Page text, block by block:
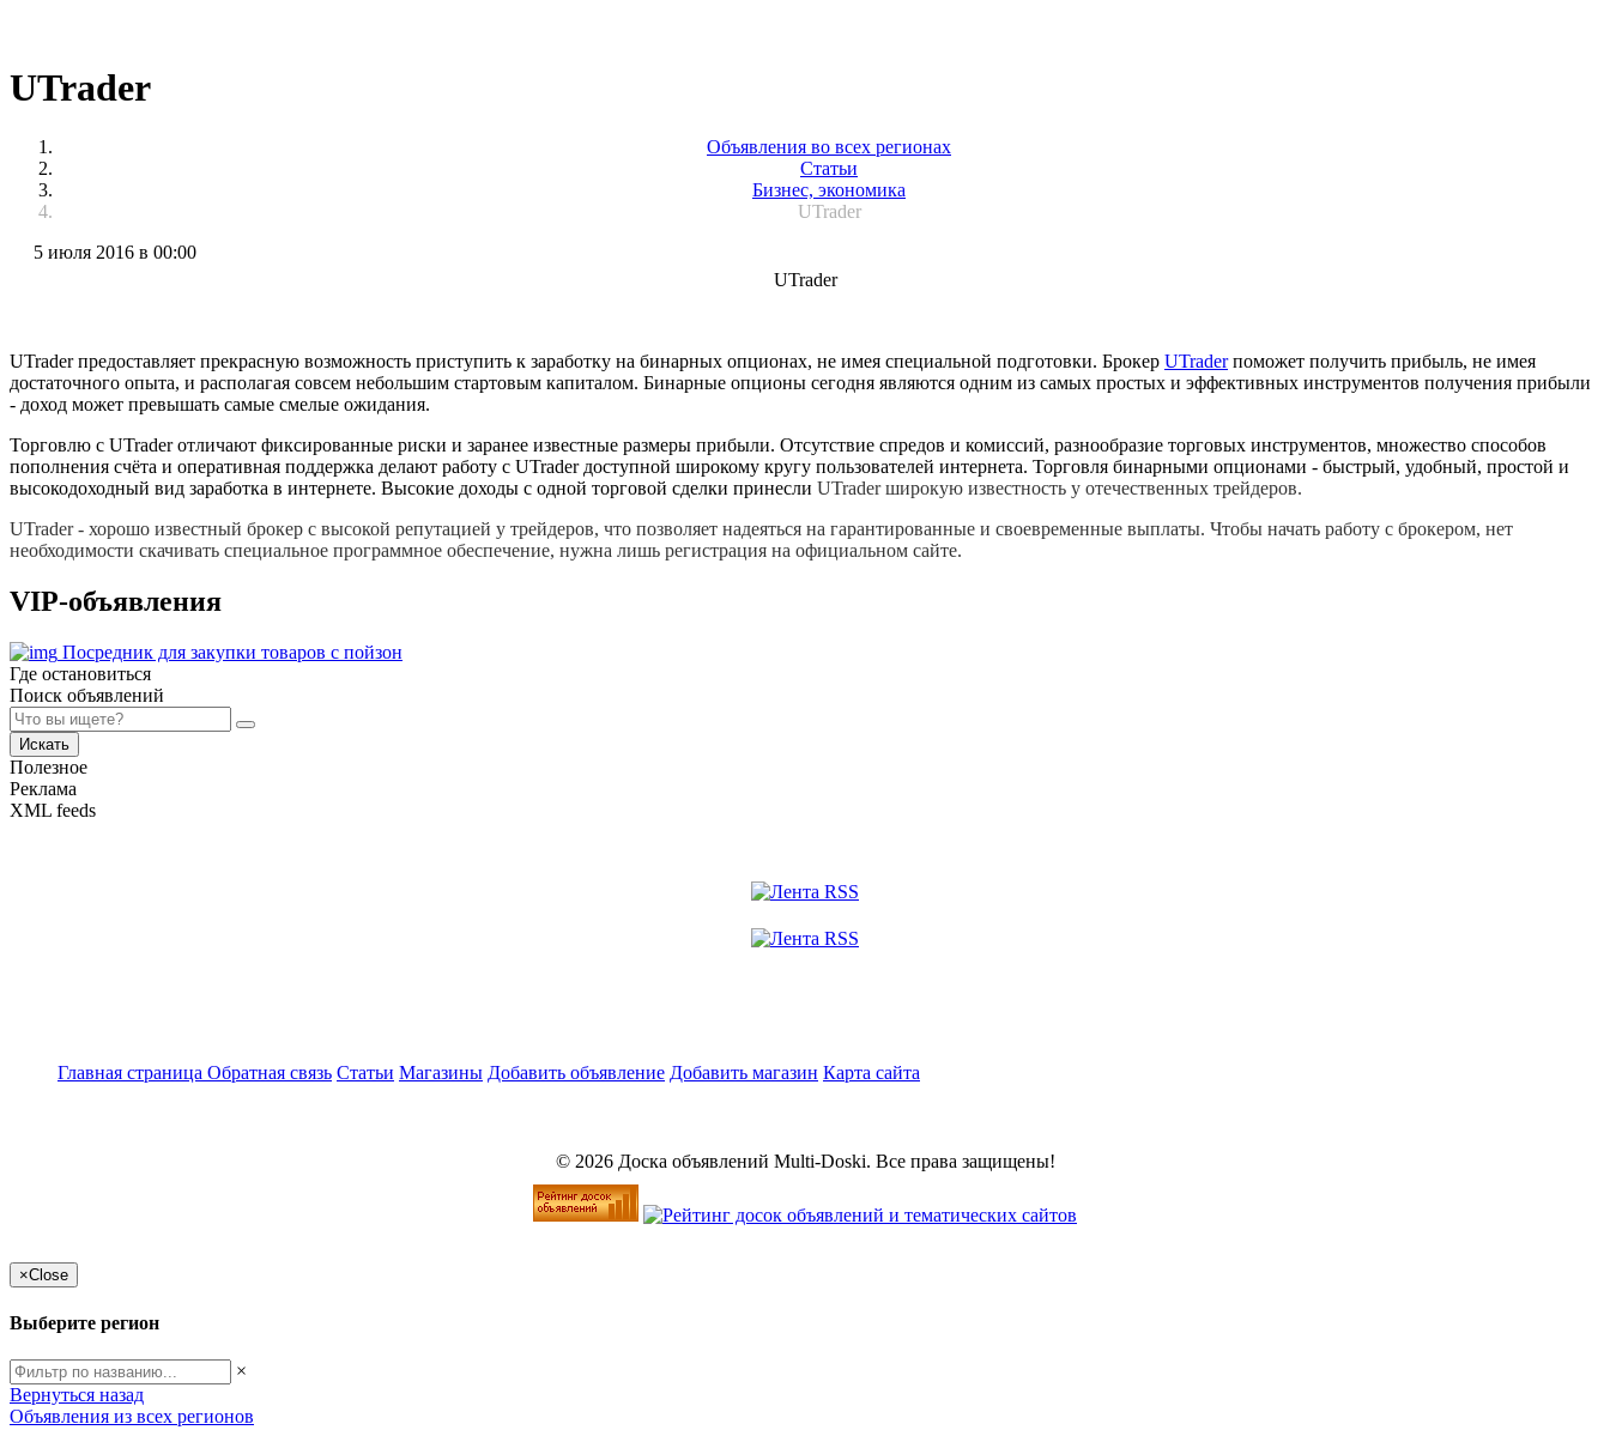
UTrader
Объявления во всех регионах
Статьи
Бизнес, экономика
UTrader
5 июля 2016 в 00:00
UTrader
UTrader предоставляет прекрасную возможность приступить к заработку на бинарных опционах, не имея специальной подготовки. Брокер UTraderпоможет получить прибыль, не имея
достаточного опыта, и располагая совсем небольшим стартовым капиталом. Бинарные опционы сегодня являются одним из самых простых и эффективных инструментов получения прибыли
- доход может превышать самые смелые ожидания.
Торговлю с UTrader отличают фиксированные риски и заранее известные размеры прибыли. Отсутствие спредов и комиссий, разнообразие торговых инструментов, множество способов
пополнения счёта и оперативная поддержка делают работу с UTrader доступной широкому кругу пользователей интернета. Торговля бинарными опционами - быстрый, удобный, простой и
высокодоходный вид заработка в интернете. Высокие доходы с одной торговой сделки принесли UTrader широкую известность у отечественных трейдеров.
UTrader - хорошо известный брокер с высокой репутацией у трейдеров, что позволяет надеяться на гарантированные и своевременные выплаты. Чтобы начать работу с брокером, нет
необходимости скачивать специальное программное обеспечение, нужна лишь регистрация на официальном сайте.
VIP-объявления
Посредник для закупки товаров с пойзон
Где остановиться
Поиск объявлений
Искать
Полезное
Реклама
XML feeds
Главная страница Обратная связь Статьи Магазины Добавить объявление Добавить магазин Карта сайта
© 2026 Доска объявлений Multi-Doski. Все права защищены!
×Close
Выберите регион
×
Вернуться назад
Объявления из всех регионов